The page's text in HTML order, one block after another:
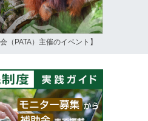
（PATA）主催のイベント】